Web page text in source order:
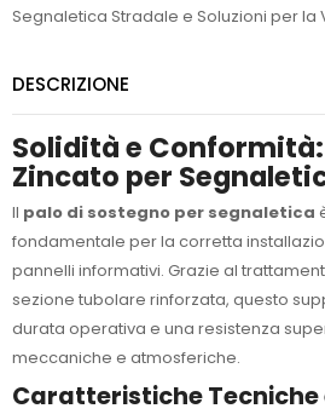
Segnaletica Stradale e Soluzioni per la
DESCRIZIONE
Solidità e
Zincato per
Il palo di sostegno per segnaletica
fondamentale per la corretta
pannelli informativi. Grazie al
sezione tubolare rinforzata, questo
durata operativa e una resistenza
meccaniche e atmosferiche.
Caratteristiche Tecniche